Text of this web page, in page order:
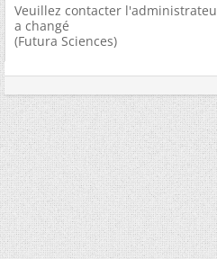
Veuillez contacter
a changé
(Futura Sciences)